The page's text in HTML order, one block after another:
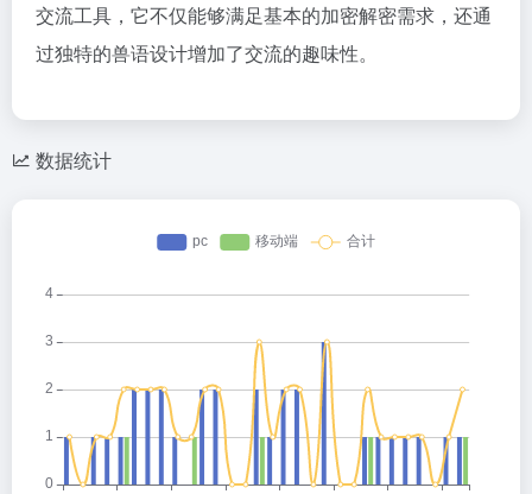
交流工具，它不仅能够满足基本的加密解密需求，还通
过独特的兽语设计增加了交流的趣味性。
数据统计